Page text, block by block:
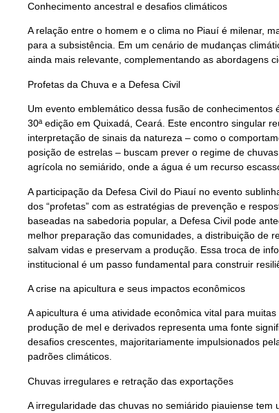
Conhecimento ancestral e desafios climáticos
A relação entre o homem e o clima no Piauí é milenar,
para a subsistência. Em um cenário de mudanças
ainda mais relevante, complementando as abordagens
Profetas da Chuva e a Defesa Civil
Um evento emblemático dessa fusão de
30ª edição em Quixadá, Ceará. Este encontro singular
interpretação de sinais da natureza – como o
posição de estrelas – buscam prever o regime de
agrícola no semiárido, onde a água é um recurso
A participação da Defesa Civil do Piauí no evento
dos “profetas” com as estratégias de prevenção e
baseadas na sabedoria popular, a Defesa Civil pode
melhor preparação das comunidades, a distribuição de
salvam vidas e preservam a produção. Essa troca de
institucional é um passo fundamental para construir
A crise na apicultura e seus impactos econômicos
A apicultura é uma atividade econômica vital para
produção de mel e derivados representa uma fonte
desafios crescentes, majoritariamente impulsionados
padrões climáticos.
Chuvas irregulares e retração das exportações
A irregularidade das chuvas no semiárido piauiense